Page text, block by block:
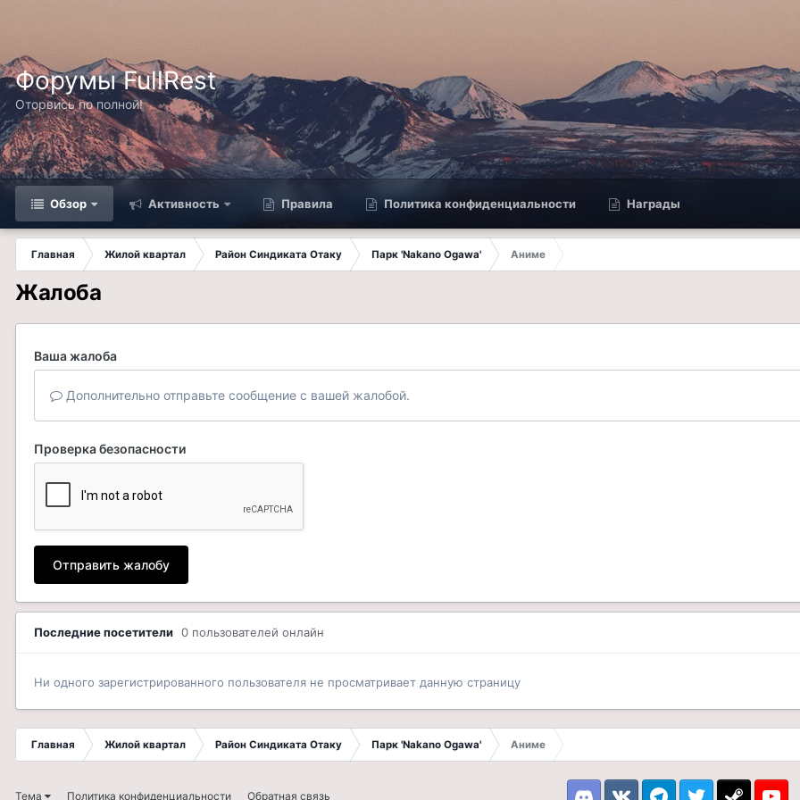
Форумы FullRest
Оторвись по полной!
Обзор Активность Правила Политика конфиденциальности Награды
Главная Жилой квартал Район Синдиката Отаку Парк 'Nakano Ogawa'
Аниме
Жалоба
Ваша жалоба
Дополнительно отправьте сообщение с вашей жалобой.
Проверка безопасности
Отправить жалобу
Последние посетители 0 пользователей онлайн
Ни одного зарегистрированного пользователя не просматривает данную страницу
Главная Жилой квартал Район Синдиката Отаку Парк 'Nakano Ogawa' Аниме
Тема Политика конфиденциальности Обратная связь